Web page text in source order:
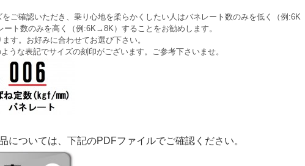
ご確認いただき、乗り心地を柔らかくしたい人はバネレート数のみを低く（例:6K
ト数のみを高く（例:6K→8K）することをお勧めします。
す。お好みに合わせてお選び下さい。
うな表記でサイズの刻印がございます。ご参考下さいませ。
については、下記のPDFファイルでご確認ください。